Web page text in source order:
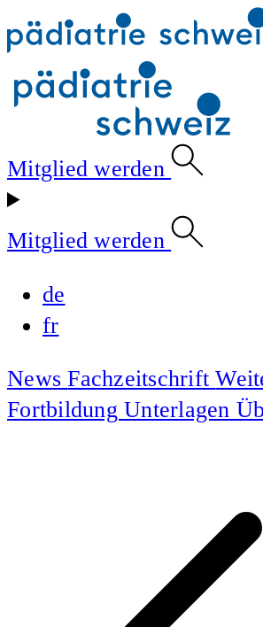
Mitglied werden
Mitglied werden
de
fr
NewsFachzeitschrift
FortbildungUnterlagen